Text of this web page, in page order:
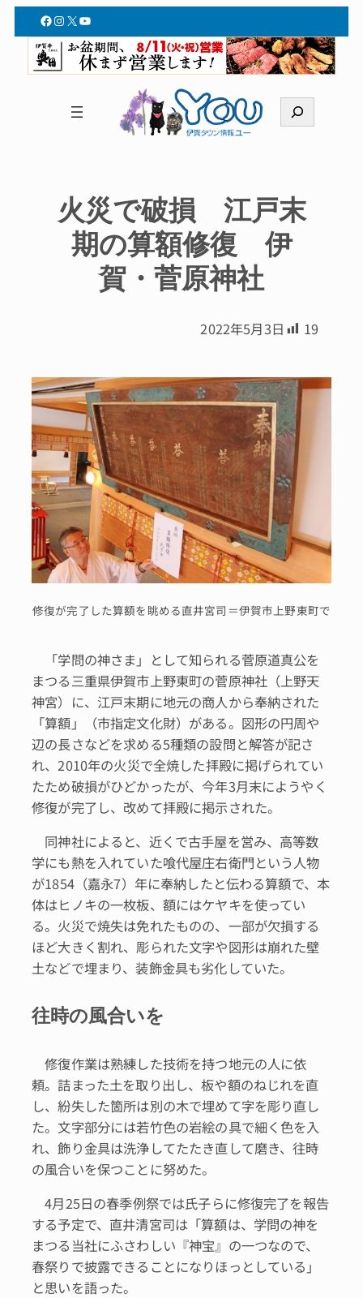
Facebook
Instagram
X YouTube
索
火災で破損 江戸末
期の算額修復 伊
賀・菅原神社
2022年5月3日 19
修復が完了した算額を眺める直井宮司＝伊賀市上野東町で
「学問の神さま」として知られる菅原道真公を
まつる三重県伊賀市上野東町の菅原神社（上野天
神宮）に、江戸末期に地元の商人から奉納された
「算額」（市指定文化財）がある。図形の円周や
辺の長さなどを求める5種類の設問と解答が記さ
れ、2010年の火災で全焼した拝殿に掲げられてい
たため破損がひどかったが、今年3月末にようやく
修復が完了し、改めて拝殿に掲示された。
同神社によると、近くで古手屋を営み、高等数
学にも熱を入れていた喰代屋庄右衛門という人物
が1854（嘉永7）年に奉納したと伝わる算額で、本
体はヒノキの一枚板、額にはケヤキを使ってい
る。火災で焼失は免れたものの、一部が欠損する
ほど大きく割れ、彫られた文字や図形は崩れた壁
土などで埋まり、装飾金具も劣化していた。
往時の風合いを
修復作業は熟練した技術を持つ地元の人に依
頼。詰まった土を取り出し、板や額のねじれを直
し、紛失した箇所は別の木で埋めて字を彫り直し
た。文字部分には若竹色の岩絵の具で細く色を入
れ、飾り金具は洗浄してたたき直して磨き、往時
の風合いを保つことに努めた。
4月25日の春季例祭では氏子らに修復完了を報告
する予定で、直井清宮司は「算額は、学問の神を
まつる当社にふさわしい『神宝』の一つなので、
春祭りで披露できることになりほっとしている」
と思いを語った。